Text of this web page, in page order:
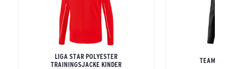
LIGA STAR POLYESTER
TRAININGSJACKE KINDER
TEAM